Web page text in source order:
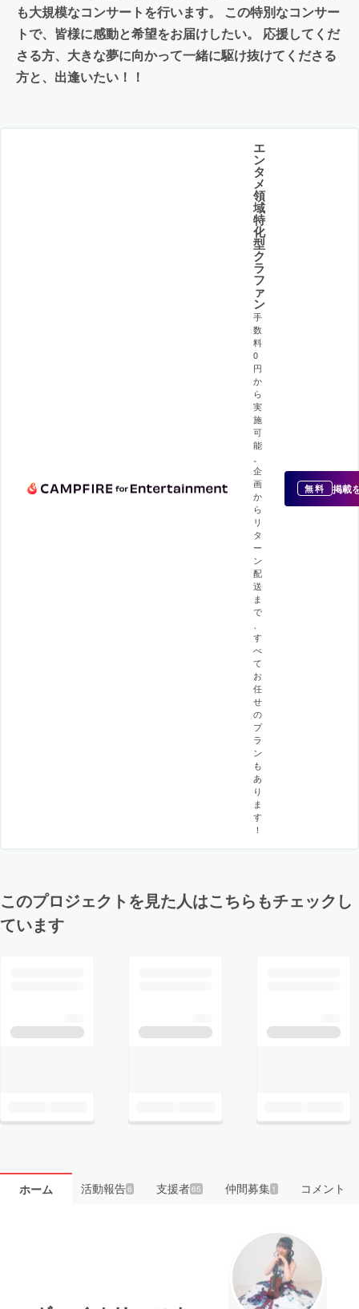
も大規模なコンサートを行います。 この特別なコンサー
トで、皆様に感動と希望をお届けしたい。 応援してくだ
さる方、大きな夢に向かって一緒に駆け抜けてくださる
方と、出逢いたい！！
エ
ン
タ
メ
領
域
特
化
型
ク
ラ
フ
ァ
ン
手
数
料
0
円
か
ら
実
施
可
能
企
画
か
ら
リ
タ
ー
ン
配
送
ま
で
す
べ
て
お
任
せ
の
プ
ラ
ン
も
あ
り
ま
す
！
無料 掲載
このプロジェクトを見た人はこちらもチェックし
ています
ホーム 活動報告6 支援者65 仲間募集 1 コメント